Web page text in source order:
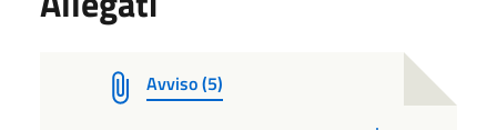
Avviso (5)